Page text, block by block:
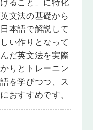
文法の基礎から
本語で解説して
い作りとなって
だ英文法を実際
りとトレーニン
を学びつつ、ス
おすすめです。